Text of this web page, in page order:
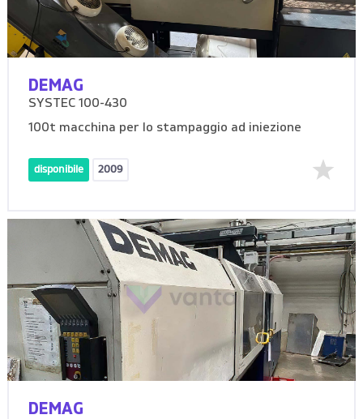
DEMAG
SYSTEC 100-430
100t macchina per lo stampaggio ad iniezione
disponibile 2009
DEMAG